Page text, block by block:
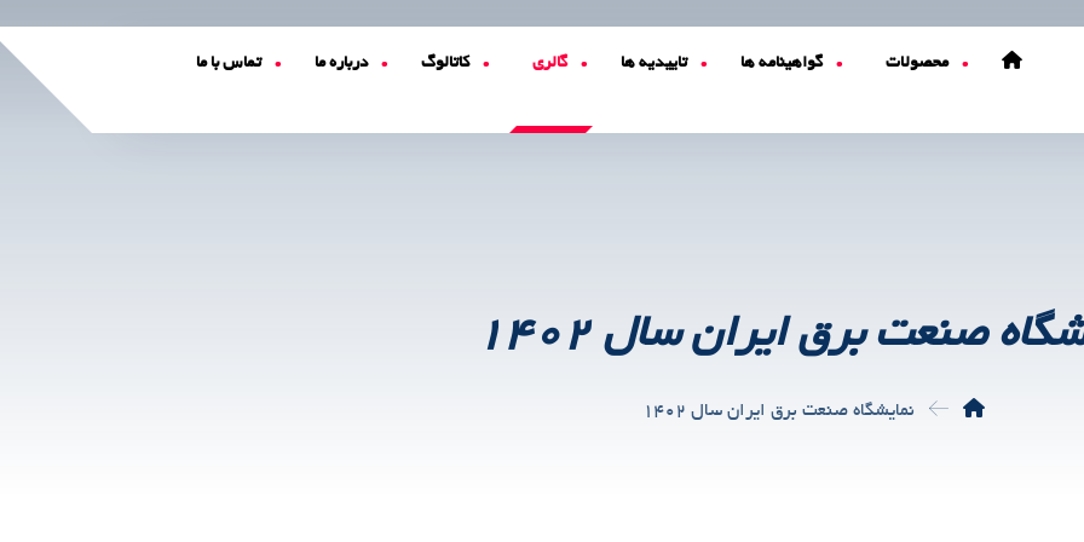
محصولات گواهینامه ها تاییدیه ها گالری کاتالوگ درباره ما تماس با ما
صنعت برق ایران سال ۱۴۰۲
نمایشگاه صنعت برق ایران سال ۱۴۰۲